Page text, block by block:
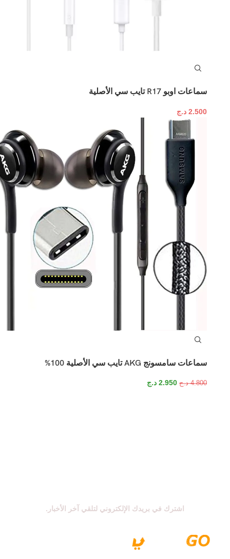
سماعات اوبو R17 تايب سي الأصلية
2.500 د.ج
سماعات سامسونج AKG تايب سي الأصلية 100%
4.800 د.ج 2.950 د.ج
اشترك في بريدك الإلكتروني لتلقي آخر الأخبار.